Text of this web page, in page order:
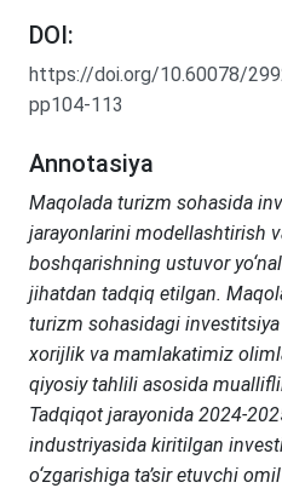
DOI:
https://doi.org/10.60078/
pp104-113
Annotasiya
Maqolada turizm sohasida
jarayonlarini modellashtirish
boshqarishning ustuvor
jihatdan tadqiq etilgan.
turizm sohasidagi
xorijlik va mamlakatimiz
qiyosiy tahlili asosida
Tadqiqot jarayonida 2024-
industriyasida kiritilgan
o‘zgarishiga ta’sir etuvchi